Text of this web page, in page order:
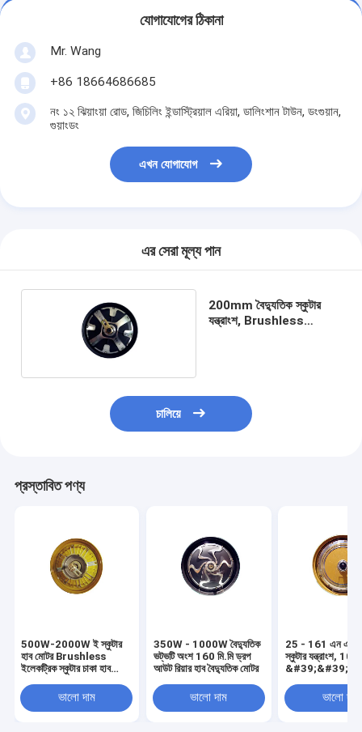
যোগাযোগের ঠিকানা
Mr. Wang
+86 18664686685
নং ১২ ঝিয়াংয়া রোড, জিচিলিং ইন্ডাস্ট্রিয়াল এরিয়া, ডালিংশান টাউন, ডংগুয়ান,
গুয়াংডং
এখন যোগাযোগ
এর সেরা মূল্য পান
200mm বৈদ্যুতিক স্কুটার
যন্ত্রাংশ, Brushless
চালিয়ে
প্রস্তাবিত পণ্য
500W-2000W ই স্কুটার
হাব মোটর Brushless
ইলেকট্রিক স্কুটার চাকা হাব
ভালো দাম
350W - 1000W বৈদ্যুতিক
ভট্ভটি অংশ 160 মি.মি ড্রপ
আউট রিয়ার হাব বৈদ্যুতিক মোটর
ভালো দাম
25 - 161 এন এম ইলেকট্রিক
স্কুটার যন্ত্রাংশ, 10
&#39;&#39;
মিনিট
ভালো দাম